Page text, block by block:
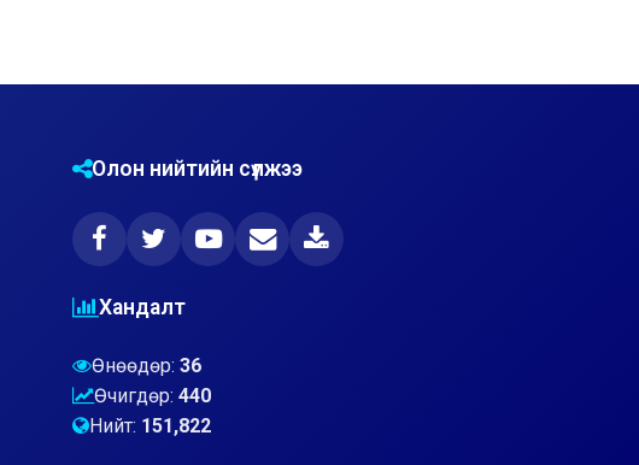
Олон нийтийн сүлжээ
Хандалт
Өнөөдөр: 36
Өчигдөр: 440
Нийт: 151,822